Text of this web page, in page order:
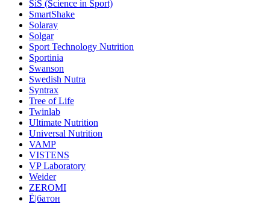
SiS (Science in Sport)
SmartShake
Solaray
Solgar
Sport Technology Nutrition
Sportinia
Swanson
Swedish Nutra
Syntrax
Tree of Life
Twinlab
Ultimate Nutrition
Universal Nutrition
VAMP
VISTENS
VP Laboratory
Weider
ZEROMI
Ё|батон